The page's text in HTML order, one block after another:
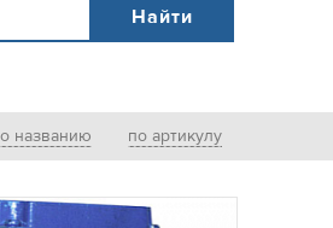
названию по артикулу